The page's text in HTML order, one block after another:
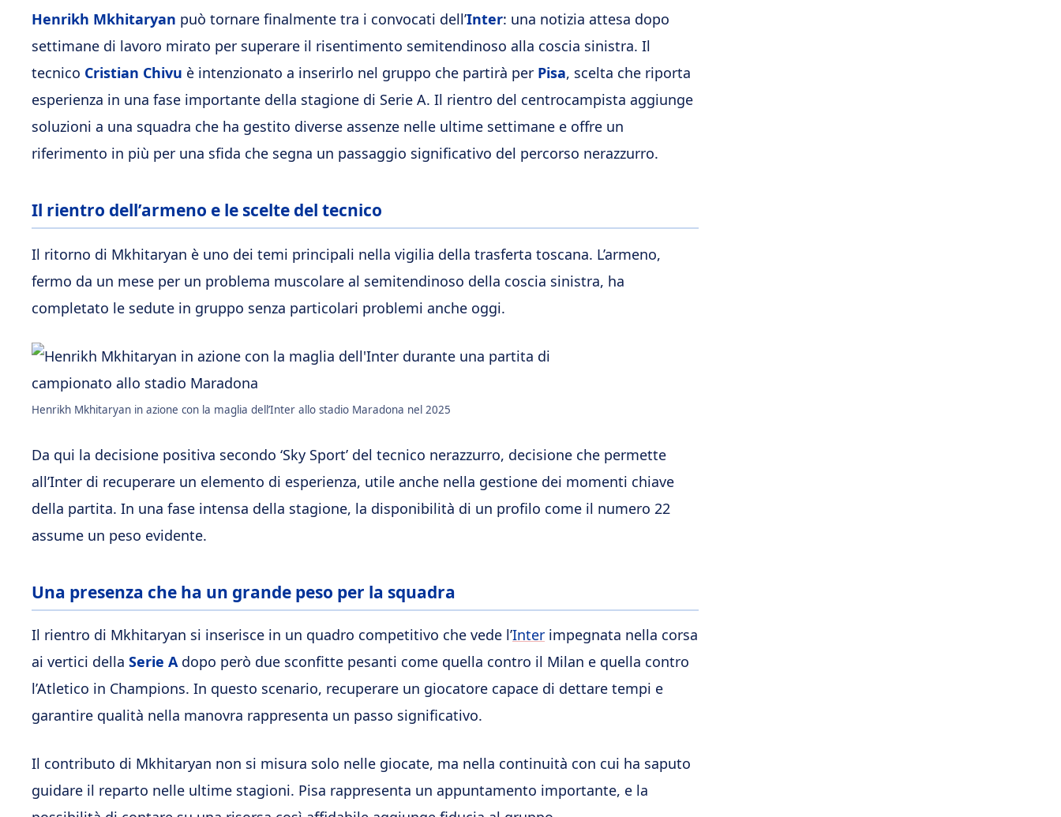
Henrikh Mkhitaryan può tornare finalmente tra i convocati dell’Inter: una notizia attesa dopo
settimane di lavoro mirato per superare il risentimento semitendinoso alla coscia sinistra. Il
tecnico Cristian Chivu è intenzionato a inserirlo nel gruppo che partirà per Pisa, scelta che riporta
esperienza in una fase importante della stagione di Serie A. Il rientro del centrocampista aggiunge
soluzioni a una squadra che ha gestito diverse assenze nelle ultime settimane e offre un
riferimento in più per una sfida che segna un passaggio significativo del percorso nerazzurro.
Il rientro dell’armeno e le scelte del tecnico
Il ritorno di Mkhitaryan è uno dei temi principali nella vigilia della trasferta toscana. L’armeno,
fermo da un mese per un problema muscolare al semitendinoso della coscia sinistra, ha
completato le sedute in gruppo senza particolari problemi anche oggi.
Henrikh Mkhitaryan in azione con la maglia dell’Inter allo stadio Maradona nel 2025
Da qui la decisione positiva secondo ‘Sky Sport’ del tecnico nerazzurro, decisione che permette
all’Inter di recuperare un elemento di esperienza, utile anche nella gestione dei momenti chiave
della partita. In una fase intensa della stagione, la disponibilità di un profilo come il numero 22
assume un peso evidente.
Una presenza che ha un grande peso per la squadra
Il rientro di Mkhitaryan si inserisce in un quadro competitivo che vede l’Inter impegnata nella corsa
ai vertici della Serie A dopo però due sconfitte pesanti come quella contro il Milan e quella contro
l’Atletico in Champions. In questo scenario, recuperare un giocatore capace di dettare tempi e
garantire qualità nella manovra rappresenta un passo significativo.
Il contributo di Mkhitaryan non si misura solo nelle giocate, ma nella continuità con cui ha saputo
guidare il reparto nelle ultime stagioni. Pisa rappresenta un appuntamento importante, e la